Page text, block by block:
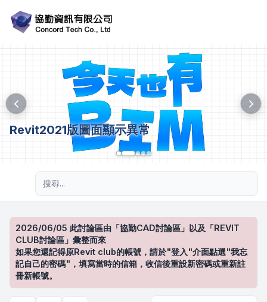
Revit2021版圖面顯示異常
2026/06/05 此討論區由「協勤CAD討論區」以及「REVIT
CLUB討論區」彙整而來
如果您還記得原Revit club的帳號，請於"登入"介面點選"我忘
記自己的密碼"，填寫當時的信箱，收信後重設新密碼或重新註
冊新帳號。